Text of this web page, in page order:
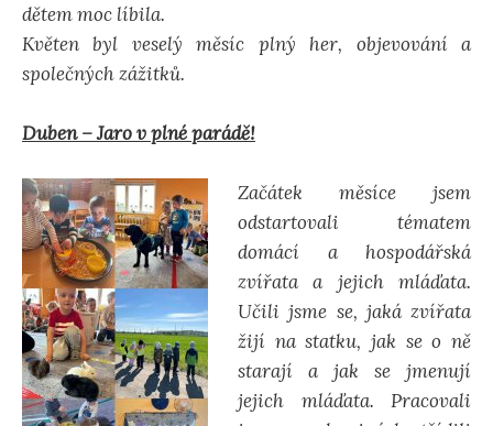
dětem moc líbila.
Květen byl veselý měsíc plný her, objevování a
společných zážitků.
Duben – Jaro v plné parádě!
Začátek měsíce jsem
odstartovali tématem
domácí a hospodářská
zvířata a jejich mláďata.
Učili jsme se, jaká zvířata
žijí na statku, jak se o ně
starají a jak se jmenují
jejich mláďata. Pracovali